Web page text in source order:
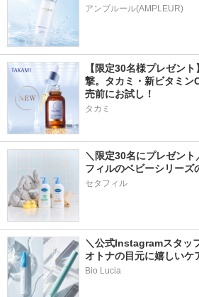
アンプルール(AMPLEUR)
【限定30名様プレゼン
撃。タカミ・新ビタミン
売前にお試し！
タカミ
＼限定30名にプレゼン
フィルのベビーシリーズ
セタフィル
＼公式Instagramスタッ
オトナの目元に嬉しいケ
Bio Lucia